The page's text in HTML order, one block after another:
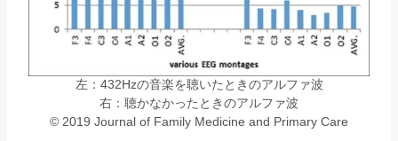
左：432Hzの音楽を聴いたときのアルファ波
右：聴かなかったときのアルファ波
© 2019 Journal of Family Medicine and Primary Care